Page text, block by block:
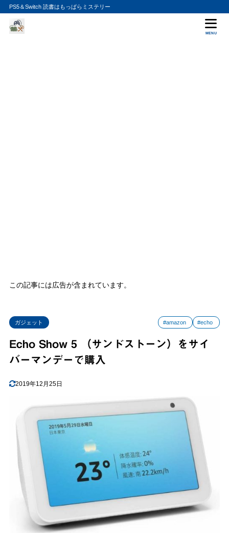
PS5＆Switch 読書はもっぱらミステリー
MENU
この記事には広告が含まれています。
ガジェット #amazon #echo
Echo Show 5 （サンドストーン）をサイ
バーマンデーで購入
2019年12月25日